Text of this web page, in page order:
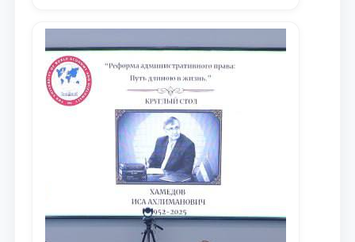
maqsadida xorijiy va mahalliy ilmiy
nashrlarda chop etilgan maqolalar
dayjesti